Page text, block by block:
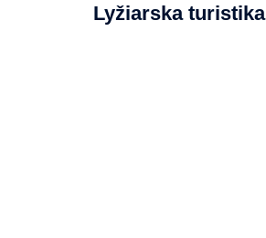
Lyžiarska turistika